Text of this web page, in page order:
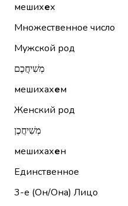
мешихех
Множественное число
Мужской род
מְשִׁיחֲכֶם
мешихахем
Женский род
מְשִׁיחֲכֶן
мешихахен
Единственное
3-е (Он/Она) Лицо